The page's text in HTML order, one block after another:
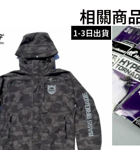
相關商
1-3日出貨